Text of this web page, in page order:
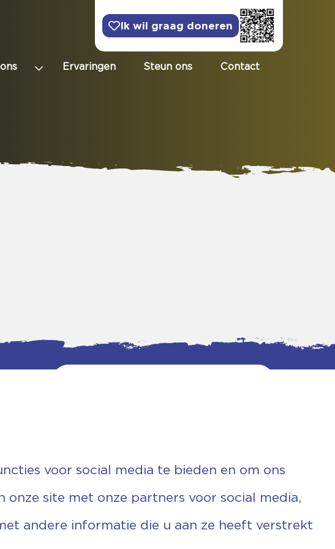
Ik wil graag doneren
Ervaringen Steun ons Contact
voor social media te bieden en om ons
site met onze partners voor social media,
andere informatie die u aan ze heeft verstrekt